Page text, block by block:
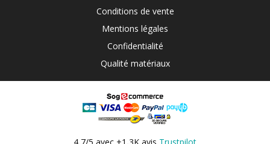
Conditions de vente
Mentions légales
Confidentialité
Qualité matériaux